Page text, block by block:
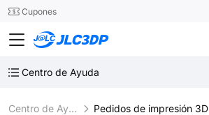
24SMTCupones
JLC3DP
Centro de Ayuda
Centro de Ayuda Pedidos de impresión 3D